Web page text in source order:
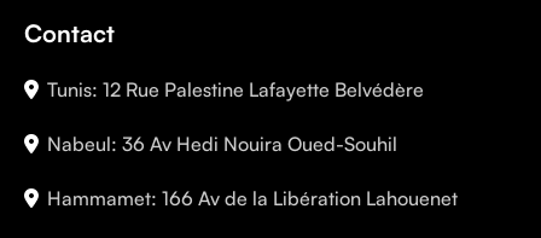
Contact
Tunis: 12 Rue Palestine Lafayette Belvédère
Nabeul: 36 Av Hedi Nouira Oued-Souhil
Hammamet: 166 Av de la Libération Lahouenet